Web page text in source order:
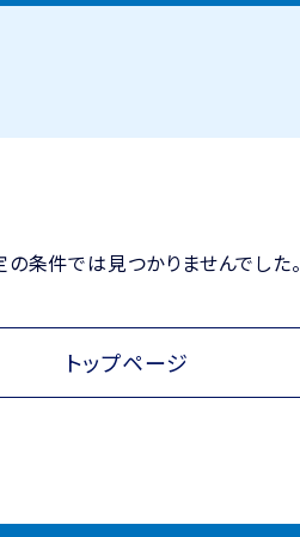
の条件では見つかりませんでした。
トップページ